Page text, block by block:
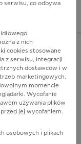
serwisu, co odbywa
z nich
cookies stosowane
z serwisu, integracji
dostawców i w
marketingowych.
momencie
Wycofanie
używania plików
jej wycofaniem.
osobowych i plikach